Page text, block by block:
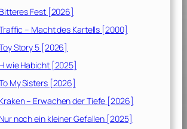
Bitteres Fest [2026]
– Macht des Kartells [2000]
Story 5 [2026]
H wie Habicht [2025]
My Sisters [2026]
Kraken – Erwachen der Tiefe [2026]
Nur noch ein kleiner Gefallen [2025]